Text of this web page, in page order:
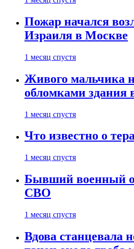
Пожар начался
Израиля в Москве
1 месяц спустя
Живого мальчика
обломками здания
1 месяц спустя
Что известно о
1 месяц спустя
Бывший военный
СВО
1 месяц спустя
Вдова станцевала